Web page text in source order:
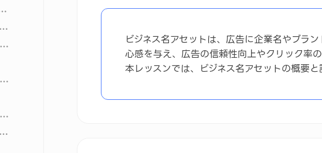
ビジネス名アセットは、広告に企業名やブラ
心感を与え、広告の信頼性向上やクリック率
本レッスンでは、ビジネス名アセットの概要